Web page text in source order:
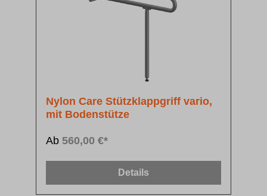
Nylon Care Stützklappgriff vario,
mit Bodenstütze
Ab 560,00 €*
Details